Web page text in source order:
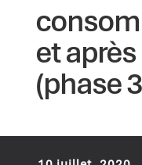
et
(phase